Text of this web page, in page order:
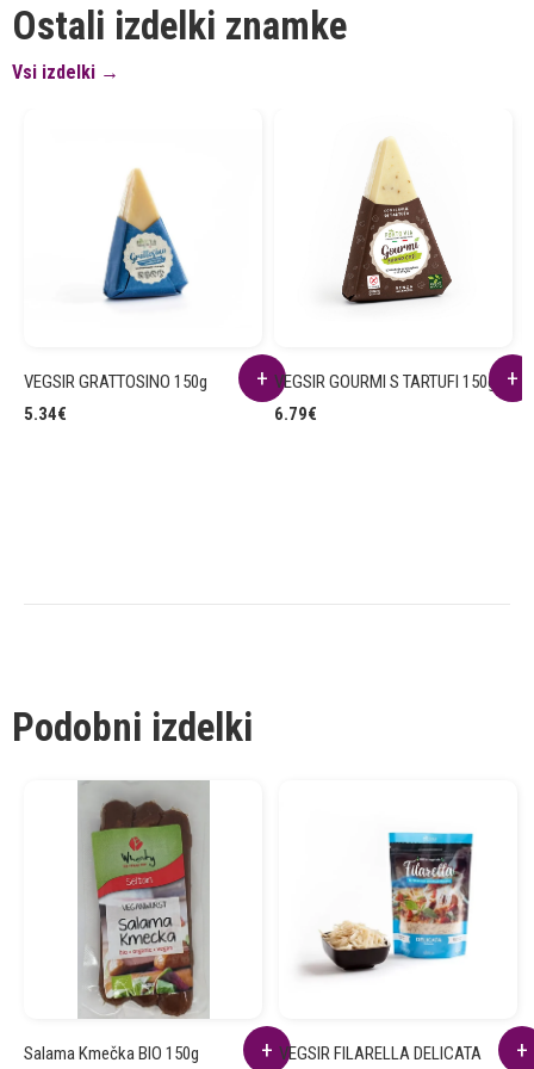
Ostali izdelki znamke
Vsi izdelki →
VEGSIR GRATTOSINO 150g
5.34€
VEGSIR GOURMI S TARTUFI 150g
6.79€
Podobni izdelki
Salama Kmečka BIO 150g
VEGSIR FILARELLA DELICATA